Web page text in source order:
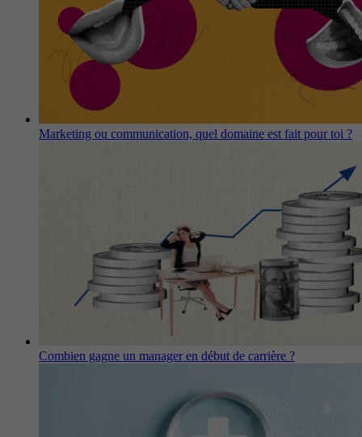
Marketing ou communication, quel domaine est fait pour toi ?
Combien gagne un manager en début de carrière ?